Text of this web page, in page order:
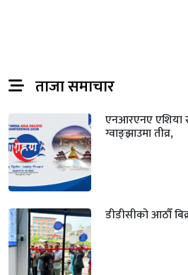
ताजा समाचार
एनआरएनए एशिया
ग्वाङ्झाउमा तीव्र,
डीडीसीको आठौँ